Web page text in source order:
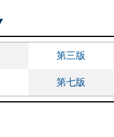
第三版
第七版